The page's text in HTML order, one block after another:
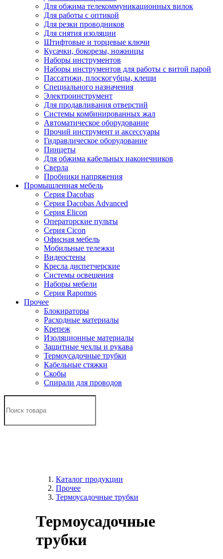
Для обжима телекоммуникационных вилок
Для работы с оптикой
Для резки проводников
Для снятия изоляции
Штифтовые и торцевые ключи
Кусачки, бокорезы, ножницы
Наборы инструментов
Наборы инструментов для работы с витой парой
Пассатижи, плоскогубцы, клещи
Специального назначения
Электроинструмент
Для продавливания отверстий
Системы комбинированных жал
Автоматическое оборудование
Прочий инструмент и аксессуары
Гидравлическое оборудование
Пинцеты
Для обжима кабельных наконечников
Сверла
Пробники напряжения
Промышленная мебель
Серия Dacobas
Серия Dacobas Advanced
Серия Elicon
Операторские пульты
Серия Cicon
Офисная мебель
Мобильные тележки
Видеостены
Кресла диспетчерские
Системы освещения
Наборы мебели
Серия Rapomos
Прочее
Блокираторы
Расходные материалы
Крепеж
Изоляционные материалы
Защитные чехлы и рукава
Термоусадочные трубки
Кабельные стяжки
Скобы
Спирали для проводов
Каталог продукции
Прочее
Термоусадочные трубки
Термоусадочные
трубки